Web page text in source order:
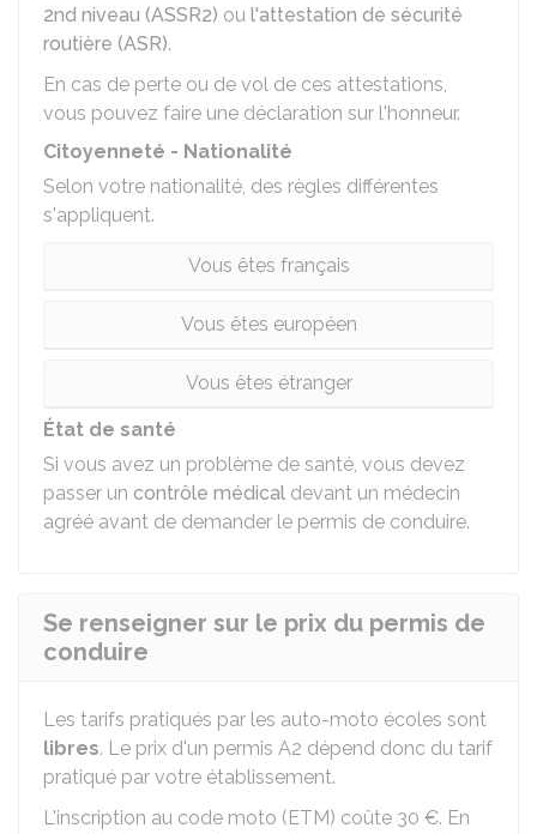
2nd niveau (ASSR2) ou l'attestation de sécurité
routière (ASR).
En cas de perte ou de vol de ces attestations,
vous pouvez faire une déclaration sur l'honneur.
Citoyenneté - Nationalité
Selon votre nationalité, des règles différentes
s'appliquent.
Vous êtes français
Vous êtes européen
Vous êtes étranger
État de santé
Si vous avez un problème de santé, vous devez
passer un contrôle médical devant un médecin
agréé avant de demander le permis de conduire.
Se renseigner sur le prix du permis de
conduire
Les tarifs pratiqués par les auto-moto écoles sont
libres. Le prix d'un permis A2 dépend donc du tarif
pratiqué par votre établissement.
L'inscription au code moto (ETM) coûte 30 €. En